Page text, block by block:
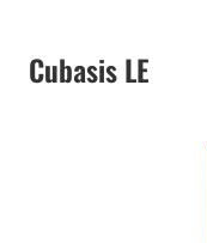
Cubasis LE